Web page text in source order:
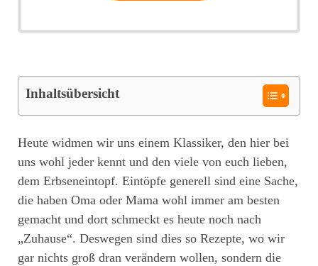
Inhaltsübersicht
Heute widmen wir uns einem Klassiker, den hier bei
uns wohl jeder kennt und den viele von euch lieben,
dem Erbseneintopf. Eintöpfe generell sind eine Sache,
die haben Oma oder Mama wohl immer am besten
gemacht und dort schmeckt es heute noch nach
„Zuhause“. Deswegen sind dies so Rezepte, wo wir
gar nichts groß dran verändern wollen, sondern die